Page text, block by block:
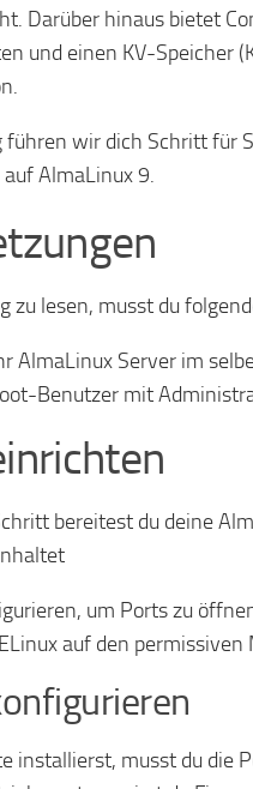
Darüber hinaus bietet
und einen KV-Speicher
führen wir dich Schritt für
AlmaLinux 9.
zu lesen, musst du
AlmaLinux Server im
Benutzer mit
bereitest du deine
um Ports zu
auf den permissiven
installierst, musst du die